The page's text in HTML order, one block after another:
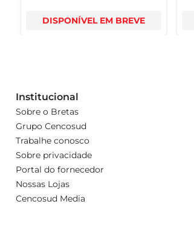
DISPONÍVEL EM BREVE
Institucional
Sobre o Bretas
Grupo Cencosud
Trabalhe conosco
Sobre privacidade
Portal do fornecedor
Nossas Lojas
Cencosud Media